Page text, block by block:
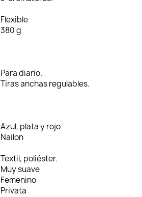
Flexible
380 g
Para diario.
Tiras anchas regulables.
Azul, plata y rojo
Nailon
Textil, poliéster.
Muy suave
Femenino
Privata